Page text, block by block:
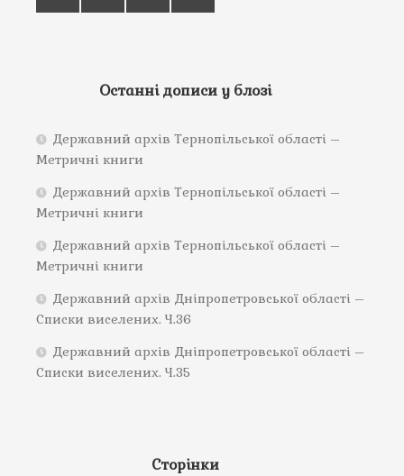
Останні дописи у блозі
Державний архів Тернопільської області –
Метричні книги
Державний архів Тернопільської області –
Метричні книги
Державний архів Тернопільської області –
Метричні книги
Державний архів Дніпропетровської області –
Списки виселених. Ч.36
Державний архів Дніпропетровської області –
Списки виселених. Ч.35
Сторінки